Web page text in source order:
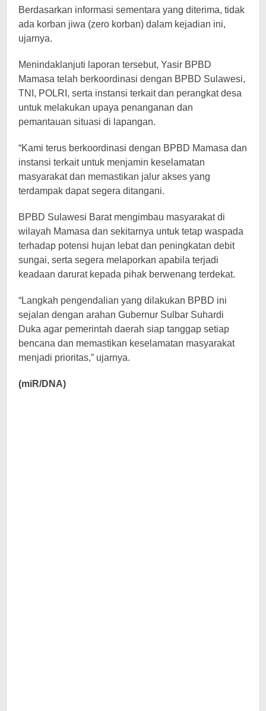
Berdasarkan informasi sementara yang diterima, tidak
ada korban jiwa (zero korban) dalam kejadian ini,
ujarnya.
Menindaklanjuti laporan tersebut, Yasir BPBD
Mamasa telah berkoordinasi dengan BPBD Sulawesi,
TNI, POLRI, serta instansi terkait dan perangkat desa
untuk melakukan upaya penanganan dan
pemantauan situasi di lapangan.
“Kami terus berkoordinasi dengan BPBD Mamasa dan
instansi terkait untuk menjamin keselamatan
masyarakat dan memastikan jalur akses yang
terdampak dapat segera ditangani.
BPBD Sulawesi Barat mengimbau masyarakat di
wilayah Mamasa dan sekitarnya untuk tetap waspada
terhadap potensi hujan lebat dan peningkatan debit
sungai, serta segera melaporkan apabila terjadi
keadaan darurat kepada pihak berwenang terdekat.
“Langkah pengendalian yang dilakukan BPBD ini
sejalan dengan arahan Gubernur Sulbar Suhardi
Duka agar pemerintah daerah siap tanggap setiap
bencana dan memastikan keselamatan masyarakat
menjadi prioritas,” ujarnya.
(miR/DNA)